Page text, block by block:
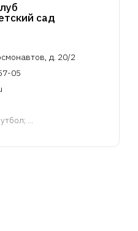
сад
д. 20/2
05
; ...